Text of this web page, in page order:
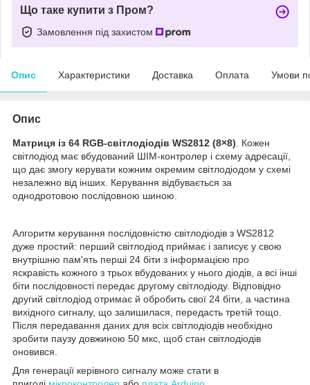
Що таке купити з Пром?
Замовлення під захистом
Опис Характеристики Доставка Оплата Умови
Опис
Матриця із 64 RGB-світлодіодів WS2812 (8×8) . Кожен
світлодіод має вбудований ШІМ-контролер і схему адресації,
що дає змогу керувати кожним окремим світлодіодом у схемі
незалежно від інших. Керування відбувається за
однодротовою послідовною шиною.
Алгоритм керування послідовністю світлодіодів з WS2812
дуже простий: перший світлодіод приймає і записує у свою
внутрішню пам'ять перші 24 біти з інформацією про
яскравість кожного з трьох вбудованих у нього діодів, а всі інші
біти послідовності передає другому світлодіоду. Відповідно
другий світлодіод отримає й обробить свої 24 біти, а частина
вихідного сигналу, що залишилася, передасть третій тощо.
Після передавання даних для всіх світлодіодів необхідно
зробити паузу довжиною 50 мкс, щоб стан світлодіодів
оновився.
Для генерації керівного сигналу може стати в